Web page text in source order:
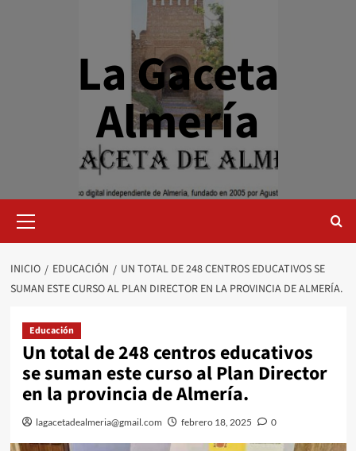
La Gaceta
Almería
primario
INICIO EDUCACIÓN
UN TOTAL DE 248 CENTROS EDUCATIVOS SE
SUMAN ESTE CURSO AL PLAN DIRECTOR EN LA PROVINCIA DE ALMERÍA.
Educación
Un total de 248 centros educativos
se suman este curso al Plan Director
en la provincia de Almería.
lagacetadealmeria@gmail.com febrero 18, 2025 0